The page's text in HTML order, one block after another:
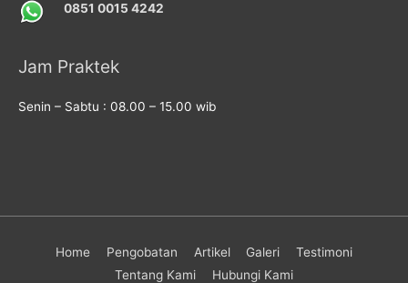
0851 0015 4242
Jam Praktek
Senin – Sabtu : 08.00 – 15.00 wib
Home Pengobatan Artikel Galeri
Testimoni
Tentang Kami
Hubungi Kami